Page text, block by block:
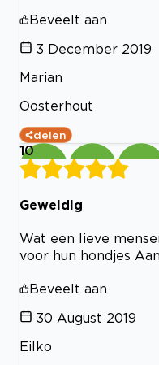
Beveelt aan
3 December 2019
Marian
Oosterhout
delen
10
Geweldig
Wat een lieve
voor hun hondjes
Beveelt aan
30 August 2019
Eilko